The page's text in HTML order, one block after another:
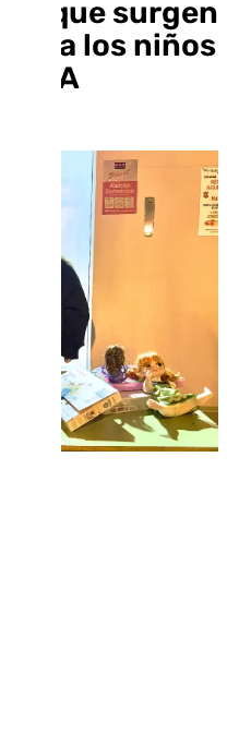
que surgen
para los niños